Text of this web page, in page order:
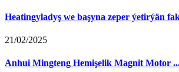
Heatingyladyş we başyna zeper ýetirýän
21/02/2025
Anhui Mingteng Hemişelik Magnit Motor